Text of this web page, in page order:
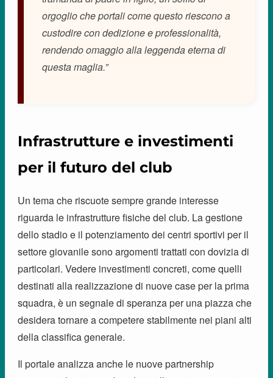
orgoglio che portali come questo riescono a
custodire con dedizione e professionalità,
rendendo omaggio alla leggenda eterna di
questa maglia.”
Infrastrutture e investimenti
per il futuro del club
Un tema che riscuote sempre grande interesse
riguarda le infrastrutture fisiche del club. La gestione
dello stadio e il potenziamento dei centri sportivi per il
settore giovanile sono argomenti trattati con dovizia di
particolari. Vedere investimenti concreti, come quelli
destinati alla realizzazione di nuove case per la prima
squadra, è un segnale di speranza per una piazza che
desidera tornare a competere stabilmente nei piani alti
della classifica generale.
Il portale analizza anche le nuove partnership